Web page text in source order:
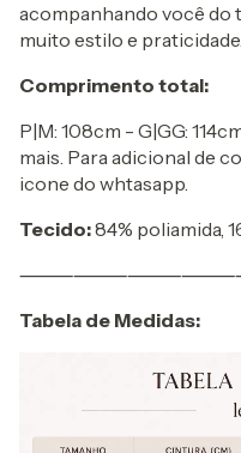
acompanhando você do
muito estilo e praticidade.
Comprimento total:
P|M: 108cm - G|GG:
mais. Para adicional de
icone do whtasapp.
Tecido:84% poliamida,
Tabela de Medidas: